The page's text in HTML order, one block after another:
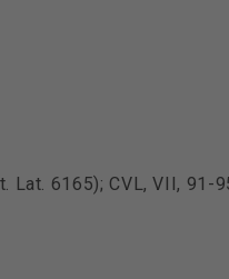
Lat. 6165); CVL, VII, 91-